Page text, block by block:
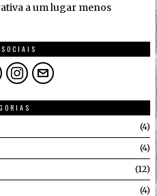
a um lugar menos
4
4
12
4